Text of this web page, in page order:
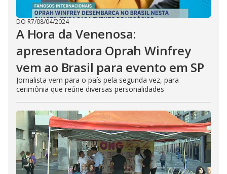
DO R7/08/04/2024
A Hora da Venenosa:
apresentadora Oprah Winfrey
vem ao Brasil para evento em SP
Jornalista vem para o país pela segunda vez, para
cerimônia que reúne diversas personalidades